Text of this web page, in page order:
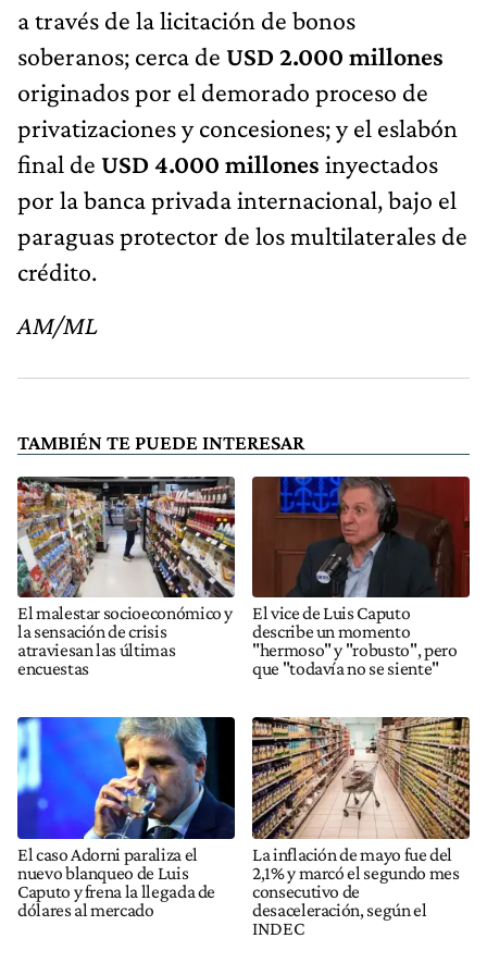
a través de la licitación de bonos
soberanos; cerca de USD 2.000 millones
originados por el demorado proceso de
privatizaciones y concesiones; y el eslabón
final de USD 4.000 millones inyectados
por la banca privada internacional, bajo el
paraguas protector de los multilaterales de
crédito.
AM/ML
TAMBIÉN TE PUEDE INTERESAR
El malestar socioeconómico y
la sensación de crisis
atraviesan las últimas
encuestas
El vice de Luis Caputo
describe un momento
"hermoso" y "robusto", pero
que "todavía no se siente"
El caso Adorni paraliza el
nuevo blanqueo de Luis
Caputo y frena la llegada de
dólares al mercado
La inflación de mayo fue del
2,1% y marcó el segundo mes
consecutivo de
desaceleración, según el
INDEC